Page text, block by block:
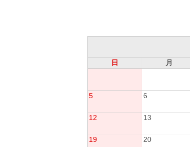
日
月
5 6
12 13
19 20